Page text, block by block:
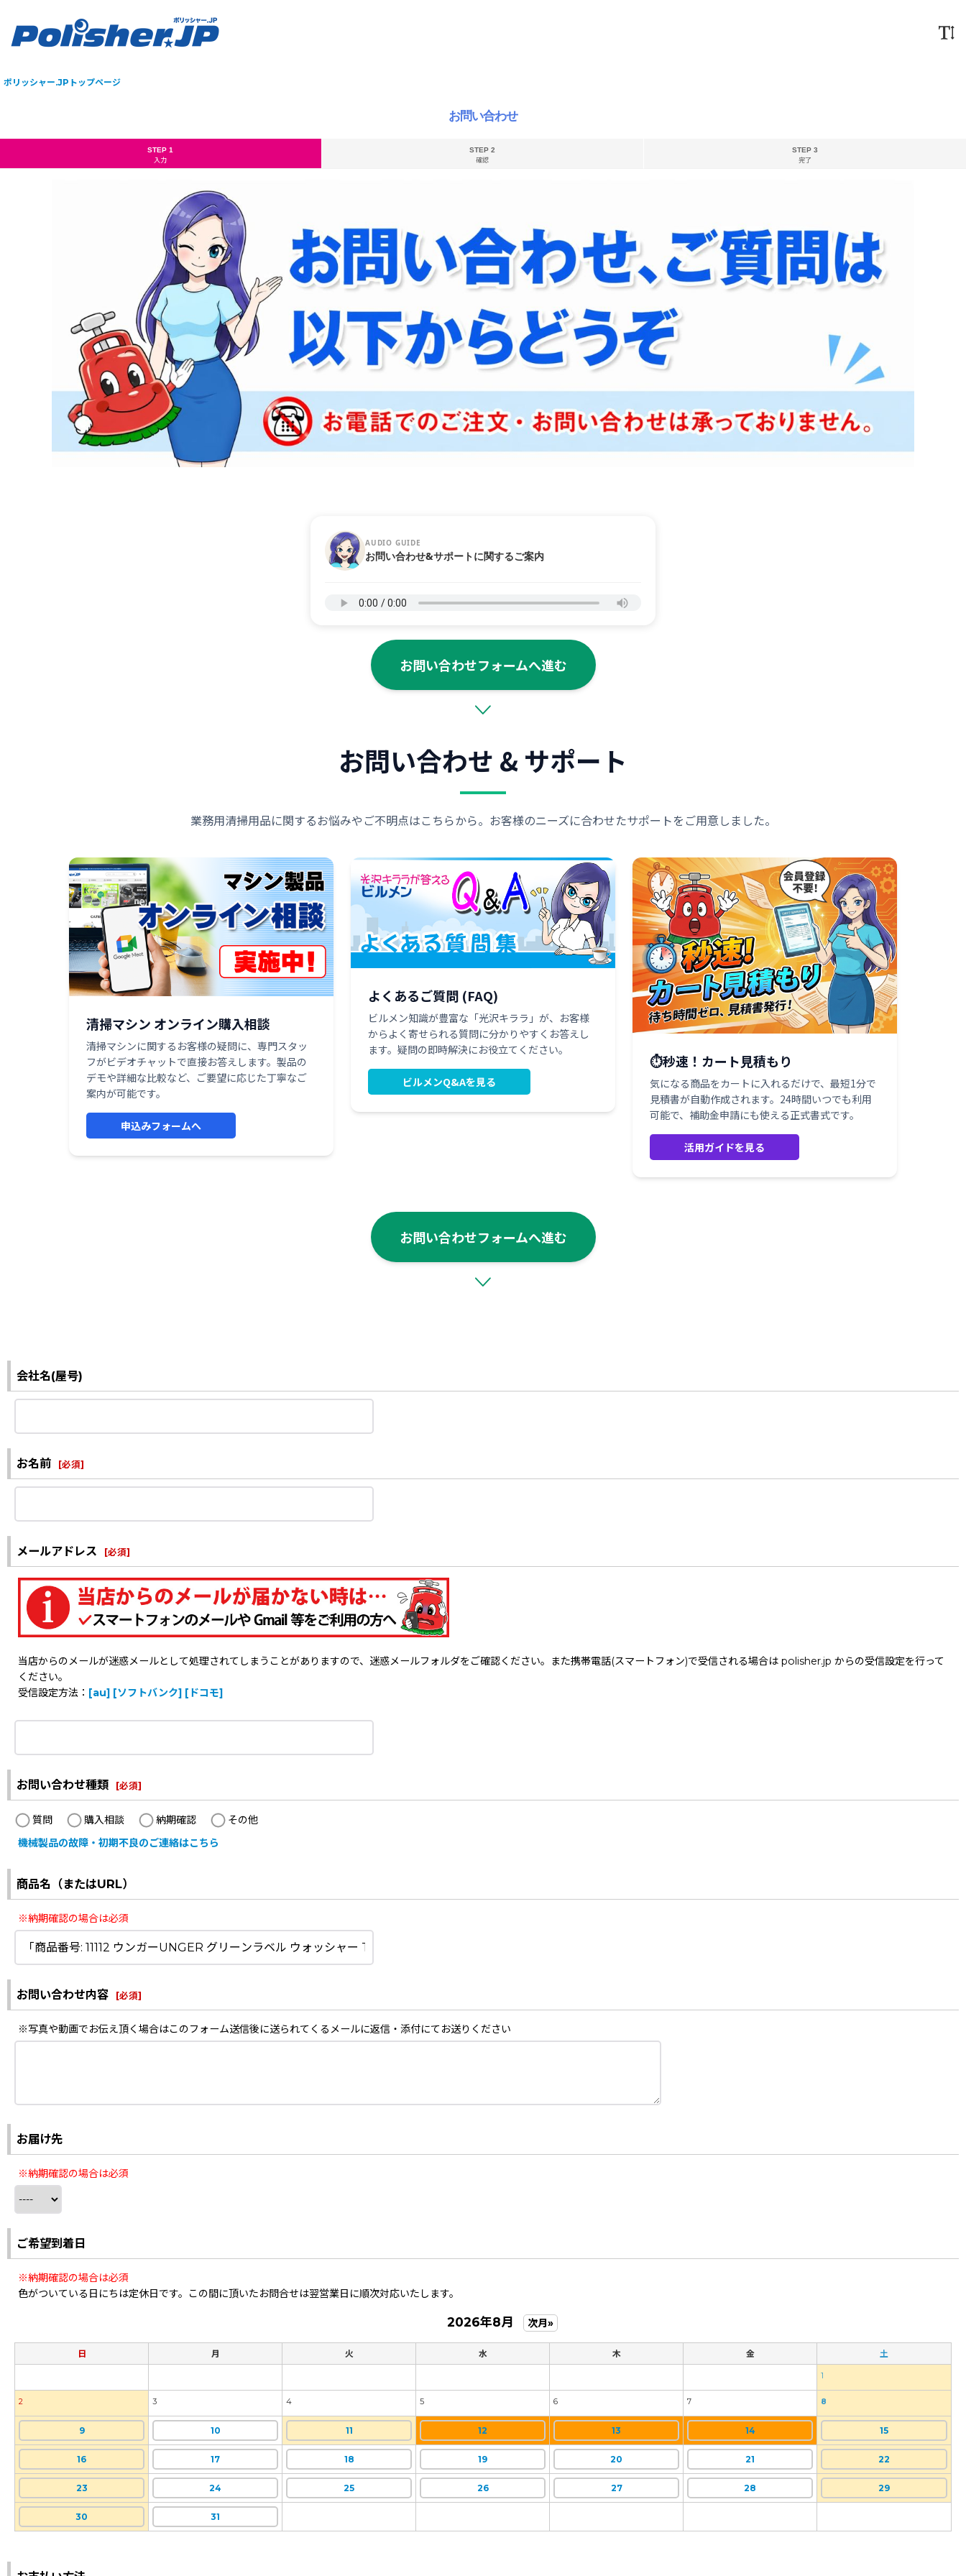
ポリッシャー.JPトップページ
お問い合わせ
STEP 1
入力
STEP 2
確認
STEP 3
完了
AUDIO GUIDE
お問い合わせ&サポートに関するご案内
お問い合わせフォームへ進む
お問い合わせ & サポート
業務用清掃用品に関するお悩みやご不明点はこちらから。お客様のニーズに合わせたサポートをご用意しました。
清掃マシン オンライン購入相談
清掃マシンに関するお客様の疑問に、専門スタッ
フがビデオチャットで直接お答えします。製品の
デモや詳細な比較など、ご要望に応じた丁寧なご
案内が可能です。
申込みフォームへ
よくあるご質問 (FAQ)
ビルメン知識が豊富な「光沢キララ」が、お客様
からよく寄せられる質問に分かりやすくお答えし
ます。疑問の即時解決にお役立てください。
ビルメンQ&Aを見る
⏱️秒速！カート見積もり
気になる商品をカートに入れるだけで、最短1分で
見積書が自動作成されます。24時間いつでも利用
可能で、補助金申請にも使える正式書式です。
活用ガイドを見る
お問い合わせフォームへ進む
会社名(屋号)
お名前 [必須]
メールアドレス [必須]
当店からのメールが迷惑メールとして処理されてしまうことがありますので、迷惑メールフォルダをご確認ください。また携帯電話(スマートフォン)で受信される場合は polisher.jp からの受信設定を行って
ください。
受信設定方法： [au] [ソフトバンク] [ドコモ]
お問い合わせ種類 [必須]
質問 購入相談 納期確認
その他
機械製品の故障・初期不良のご連絡はこちら
商品名（またはURL）
※納期確認の場合は必須
お問い合わせ内容 [必須]
※写真や動画でお伝え頂く場合はこのフォーム送信後に送られてくるメールに返信・添付にてお送りください
お届け先
※納期確認の場合は必須
ご希望到着日
※納期確認の場合は必須
色がついている日にちは定休日です。この間に頂いたお問合せは翌営業日に順次対応いたします。
2026年8月 次月»
日 月 火 水 木 金 土
1
2 3 4 5 6 7 8
9 10 11 12 13 14 15
16 17 18 19 20 21 22
23 24 25 26 27 28 29
30 31